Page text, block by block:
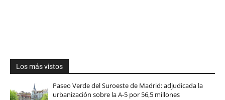
Los más vistos
Paseo Verde del Suroeste de Madrid: adjudicada la
urbanización sobre la A-5 por 56,5 millones